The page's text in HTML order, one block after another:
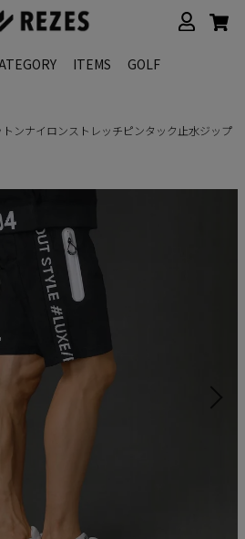
ITEMS GOLF
ンナイロンストレッチピンタック止水ジップ